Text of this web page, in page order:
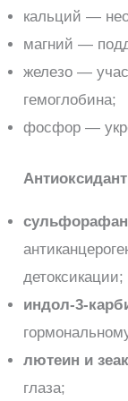
кальций —
магний —
железо —
гемоглобина;
фосфор —
сульфорафан
детоксикации;
индол-3-
лютеин и
глаза;